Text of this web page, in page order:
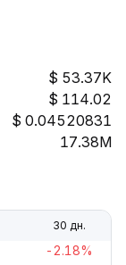
53.37K
114.02
0.04520831
17.38M
30 дн.
-2.18%